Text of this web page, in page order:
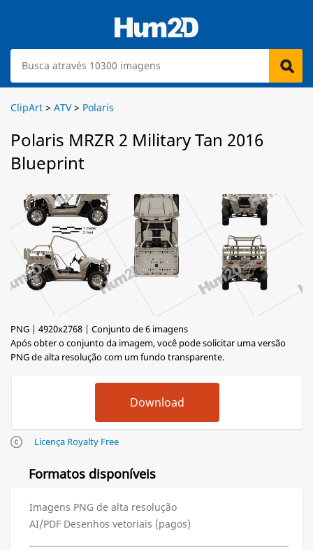
ClipArt > ATV> Polaris
Polaris MRZR 2 Military Tan 2016
Blueprint
PNG | 4920x2768 | Conjunto de 6 imagens
Após obter o conjunto da imagem, você pode solicitar uma versão
PNG de alta resolução com um fundo transparente.
Licença Royalty Free
Formatos disponíveis
Imagens PNG de alta resolução
AI/PDF Desenhos vetoriais (pagos)